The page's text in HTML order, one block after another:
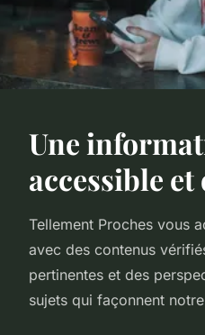
Une
accessible
Tellement Proches vous
avec des contenus
pertinentes et des
sujets qui façonnent